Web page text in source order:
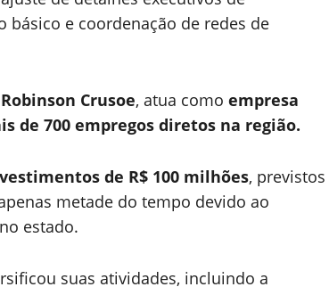
e coordenação de redes de
Robinson Crusoe, atua como empresa
de 700 empregos diretos na região.
de R$ 100 milhões, previstos
metade do tempo devido ao
estado.
suas atividades, incluindo a